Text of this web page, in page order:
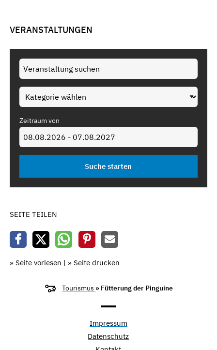
VERANSTALTUNGEN
Zeitraum von
SEITE TEILEN
» Seite vorlesen | » Seite drucken
Tourismus » Fütterung der Pinguine
Impressum
Datenschutz